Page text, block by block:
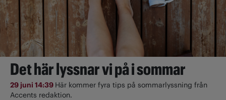
Det här lyssnar vi på i sommar
29 juni 14:39 Här kommer fyra tips på sommarlyssning från
Accents redaktion.